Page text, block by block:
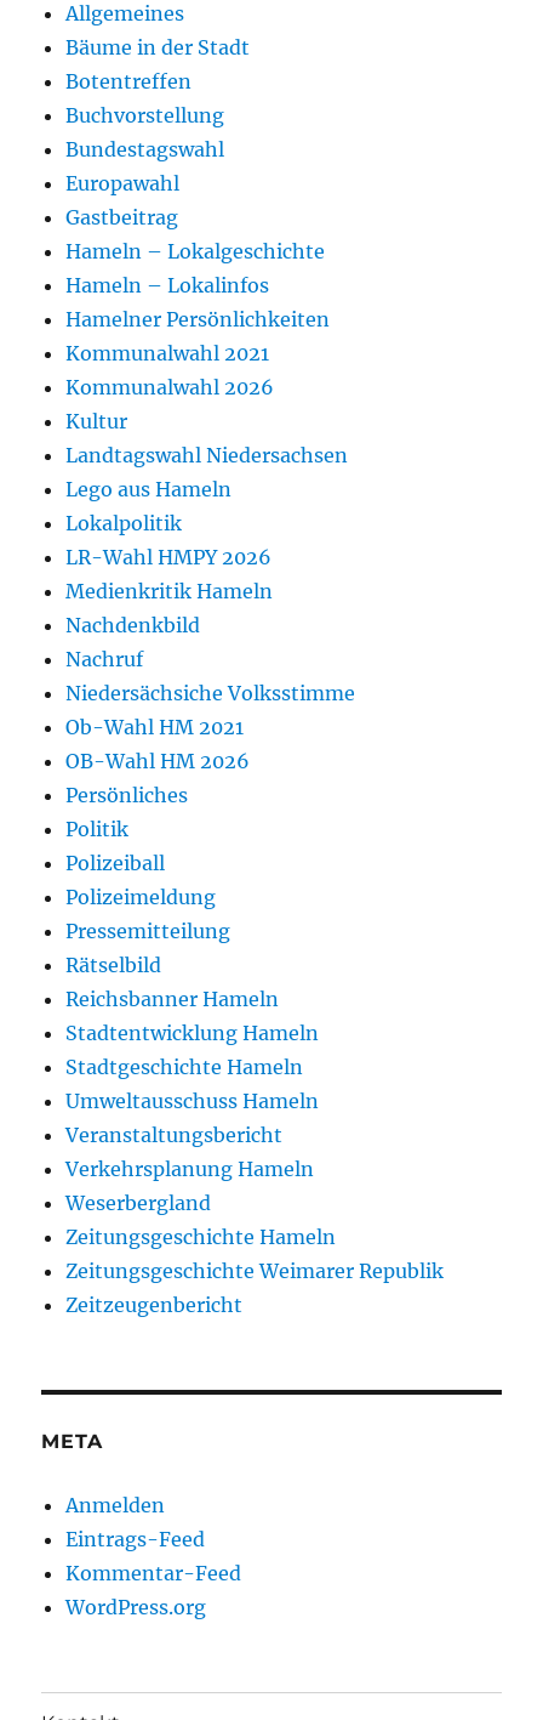
Allgemeines
Bäume in der Stadt
Botentreffen
Buchvorstellung
Bundestagswahl
Europawahl
Gastbeitrag
Hameln – Lokalgeschichte
Hameln – Lokalinfos
Hamelner Persönlichkeiten
Kommunalwahl 2021
Kommunalwahl 2026
Kultur
Landtagswahl Niedersachsen
Lego aus Hameln
Lokalpolitik
LR-Wahl HMPY 2026
Medienkritik Hameln
Nachdenkbild
Nachruf
Niedersächsiche Volksstimme
Ob-Wahl HM 2021
OB-Wahl HM 2026
Persönliches
Politik
Polizeiball
Polizeimeldung
Pressemitteilung
Rätselbild
Reichsbanner Hameln
Stadtentwicklung Hameln
Stadtgeschichte Hameln
Umweltausschuss Hameln
Veranstaltungsbericht
Verkehrsplanung Hameln
Weserbergland
Zeitungsgeschichte Hameln
Zeitungsgeschichte Weimarer Republik
Zeitzeugenbericht
META
Anmelden
Eintrags-Feed
Kommentar-Feed
WordPress.org